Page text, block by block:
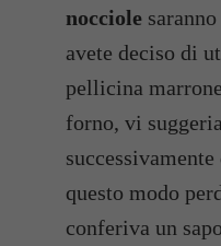
nocciole
avete deciso di
pellicina
forno, vi
questo modo
conferiva un